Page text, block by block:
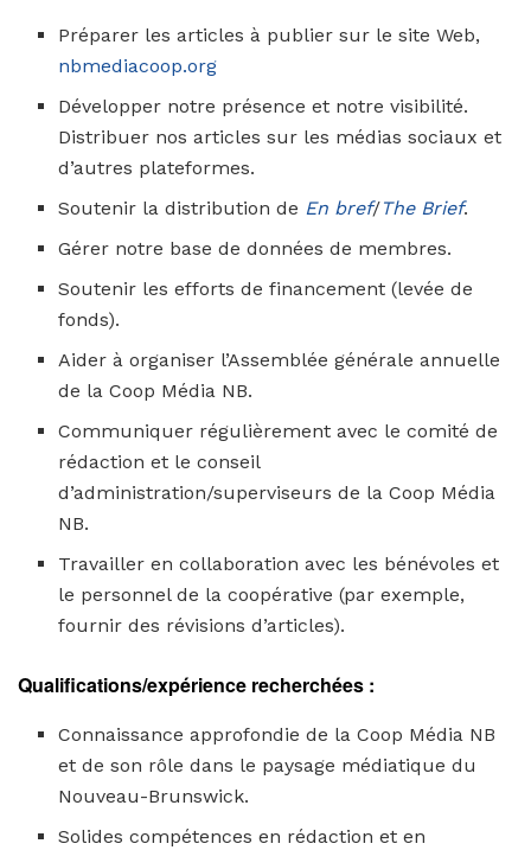
Préparer les articles à publier sur le site Web,
nbmediacoop.org
Développer notre présence et notre visibilité.
Distribuer nos articles sur les médias sociaux et
d’autres plateformes.
Soutenir la distribution de En bref/The Brief.
Gérer notre base de données de membres.
Soutenir les efforts de financement (levée de
fonds).
Aider à organiser l’Assemblée générale annuelle
de la Coop Média NB.
Communiquer régulièrement avec le comité de
rédaction et le conseil
d’administration/superviseurs de la Coop Média
NB.
Travailler en collaboration avec les bénévoles et
le personnel de la coopérative (par exemple,
fournir des révisions d’articles).
Qualifications/expérience recherchées :
Connaissance approfondie de la Coop Média NB
et de son rôle dans le paysage médiatique du
Nouveau-Brunswick.
Solides compétences en rédaction et en